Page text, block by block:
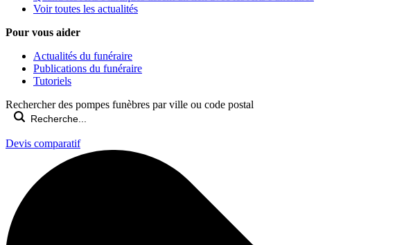
Voir toutes les actualités
Pour vous aider
Actualités du funéraire
Publications du funéraire
Tutoriels
Rechercher des pompes funèbres par ville ou code postal
Devis comparatif